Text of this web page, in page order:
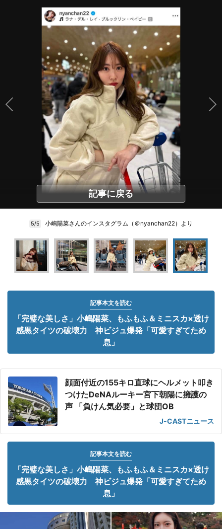
記事に戻る
5/5 小嶋陽菜さんのインスタグラム（＠nyanchan22）より
記事本文を読む
「完璧な美しさ」小嶋陽菜、もふもふ＆ミニスカ×透け
感黒タイツの破壊力 神ビジュ爆発「可愛すぎてため
息」
顔面付近の155キロ直球にヘルメット叩き
つけたDeNAルーキー宮下朝陽に擁護の
声 「負けん気必要」と球団OB
J-CASTニュース
記事本文を読む
「完璧な美しさ」小嶋陽菜、もふもふ＆ミニスカ×透け
感黒タイツの破壊力 神ビジュ爆発「可愛すぎてため
息」